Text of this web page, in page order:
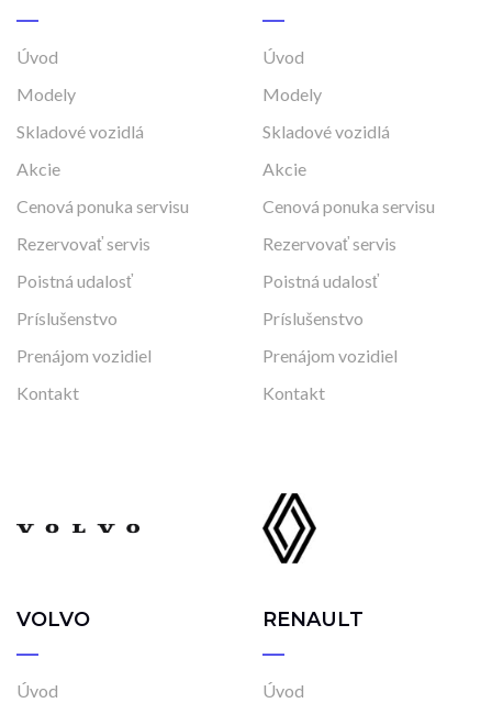
Úvod
Modely
Skladové vozidlá
Akcie
Cenová ponuka servisu
Rezervovať servis
Poistná udalosť
Príslušenstvo
Prenájom vozidiel
Kontakt
Úvod
Modely
Skladové vozidlá
Akcie
Cenová ponuka servisu
Rezervovať servis
Poistná udalosť
Príslušenstvo
Prenájom vozidiel
Kontakt
VOLVO
Úvod
RENAULT
Úvod